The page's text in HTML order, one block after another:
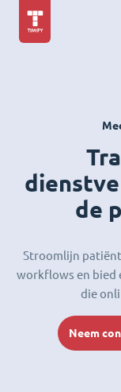
de
Stroomlijn
workflows en bied
die
Neem